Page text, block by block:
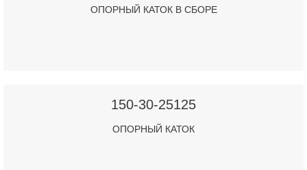
ОПОРНЫЙ КАТОК В СБОРЕ
150-30-25125
ОПОРНЫЙ КАТОК